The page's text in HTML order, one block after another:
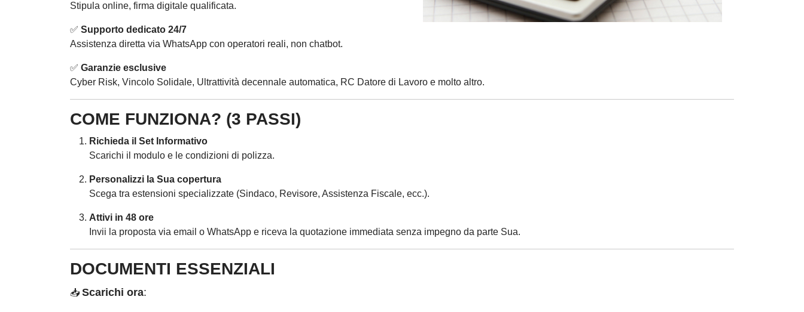
Stipula online, firma digitale qualificata.
✅ Supporto dedicato 24/7
Assistenza diretta via WhatsApp con operatori reali, non chatbot.
✅ Garanzie esclusive
Cyber Risk, Vincolo Solidale, Ultrattività decennale automatica, RC Datore di Lavoro e molto altro.
COME FUNZIONA? (3 PASSI)
Richieda il Set Informativo
Scarichi il modulo e le condizioni di polizza.
Personalizzi la Sua copertura
Scega tra estensioni specializzate (Sindaco, Revisore, Assistenza Fiscale, ecc.).
Attivi in 48 ore
Invii la proposta via email o WhatsApp e riceva la quotazione immediata senza impegno da parte Sua.
DOCUMENTI ESSENZIALI
📥 Scarichi ora: